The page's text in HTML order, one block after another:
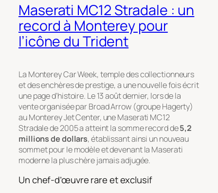
Maserati MC12 Stradale : un
record à Monterey pour
l’icône du Trident
La Monterey Car Week, temple des collectionneurs
et des enchères de prestige, a une nouvelle fois écrit
une page d’histoire. Le 13 août dernier, lors de la
vente organisée par Broad Arrow (groupe Hagerty)
au Monterey Jet Center, une Maserati MC12
Stradale de 2005 a atteint la somme record de5,2
millions de dollars, établissant ainsi un nouveau
sommet pour le modèle et devenant la Maserati
moderne la plus chère jamais adjugée.
Un chef-d’œuvre rare et exclusif